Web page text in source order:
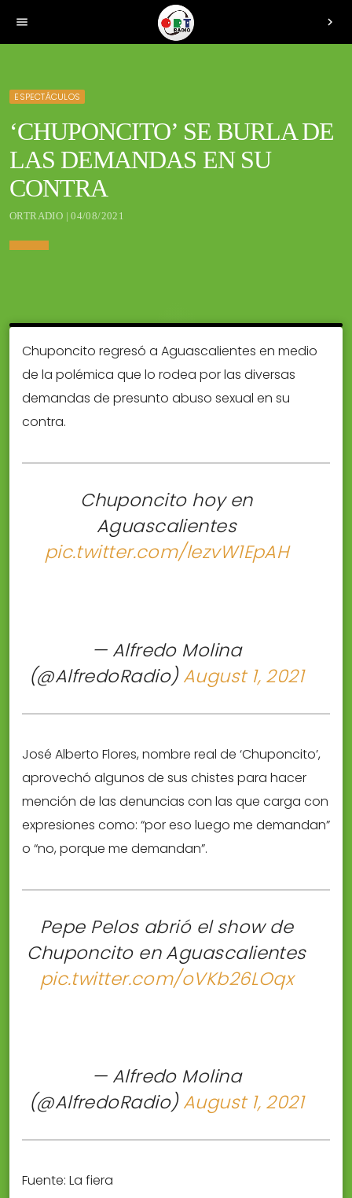
menu chevron_right
ESPECTÁCULOS
‘CHUPONCITO’ SE BURLA DE
LAS DEMANDAS EN SU
CONTRA
ORTRADIO | 04/08/2021
Chuponcito regresó a Aguascalientes en medio
de la polémica que lo rodea por las diversas
demandas de presunto abuso sexual en su
contra.
Chuponcito hoy en
Aguascalientes
pic.twitter.com/lezvW1EpAH
— Alfredo Molina
(@AlfredoRadio)August 1, 2021
José Alberto Flores, nombre real de ‘Chuponcito’,
aprovechó algunos de sus chistes para hacer
mención de las denuncias con las que carga con
expresiones como: “por eso luego me demandan”
o “no, porque me demandan”.
Pepe Pelos abrió el show de
Chuponcito en Aguascalientes
pic.twitter.com/oVKb26LOqx
— Alfredo Molina
(@AlfredoRadio)August 1, 2021
Fuente: La fiera